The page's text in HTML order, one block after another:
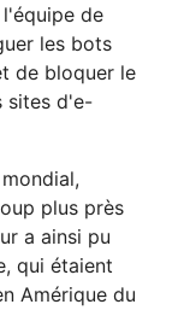
de
les bots
de bloquer le
sites d'e-
plus près
a ainsi pu
qui étaient
Amérique du